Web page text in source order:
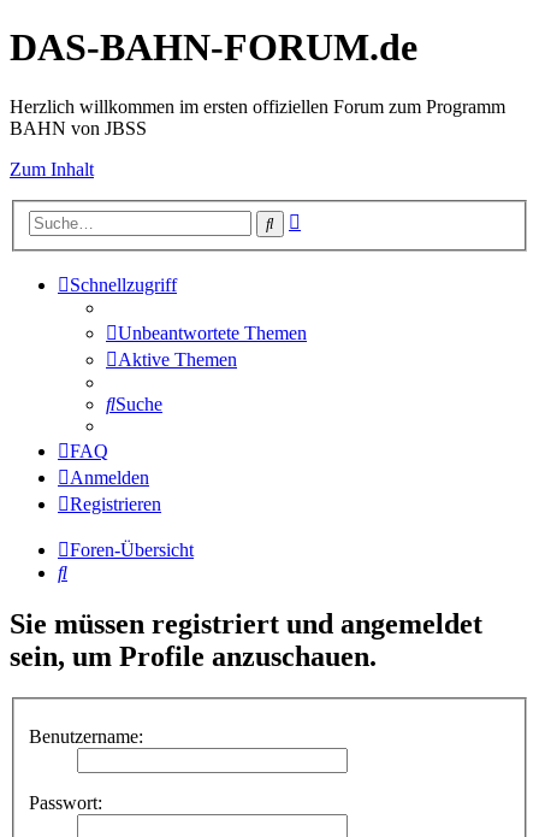
DAS-BAHN-FORUM.de
Herzlich willkommen im ersten offiziellen Forum zum Programm
BAHN von JBSS
Zum Inhalt
Suche
Schnellzugriff
Unbeantwortete Themen
Aktive Themen
Suche
FAQ
Anmelden
Registrieren
Foren-Übersicht
Suche
Sie müssen registriert und angemeldet
sein, um Profile anzuschauen.
Benutzername:
Passwort: